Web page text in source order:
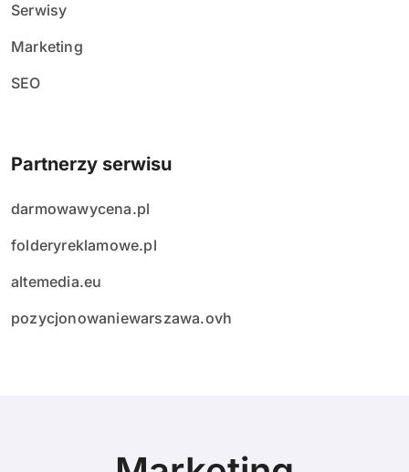
Serwisy
Marketing
SEO
Partnerzy serwisu
darmowawycena.pl
folderyreklamowe.pl
altemedia.eu
pozycjonowaniewarszawa.ovh